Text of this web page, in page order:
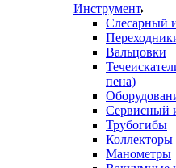
Инструмент
Слесарный
Вальцовки
пена)
Сервисный
Трубогибы
Коллекторы
Манометры